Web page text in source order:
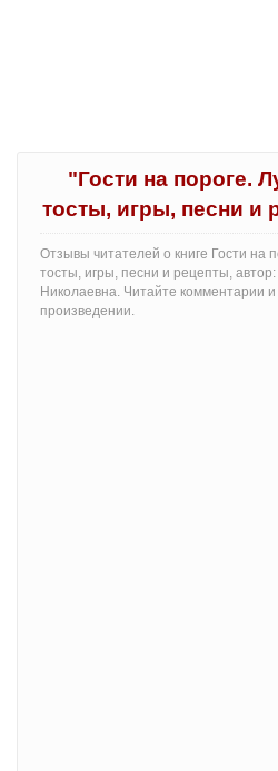
"Гости на пороге.
тосты, игры, песни и
Отзывы читателей о книге Гости на
тосты, игры, песни и рецепты,
Николаевна. Читайте комментарии
произведении.